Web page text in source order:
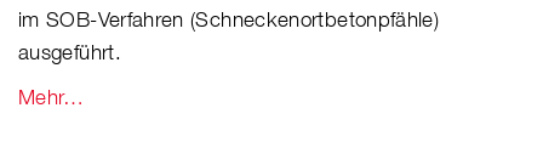
im SOB-Verfahren (Schneckenortbetonpfähle)
ausgeführt.
Mehr…